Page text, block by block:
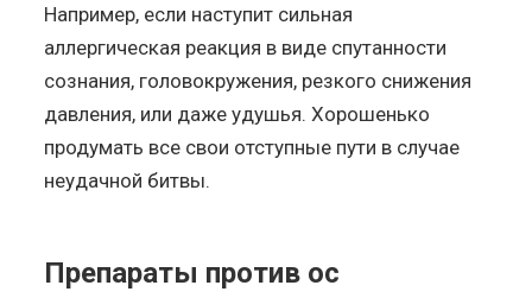
Например, если наступит сильная
аллергическая реакция в виде спутанности
сознания, головокружения, резкого снижения
давления, или даже удушья. Хорошенько
продумать все свои отступные пути в случае
неудачной битвы.
Препараты против ос